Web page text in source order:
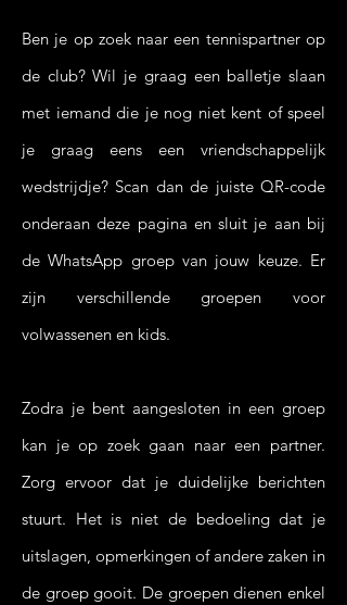
Ben je op zoek naar een tennispartner op
de club? Wil je graag een balletje slaan
met iemand die je nog niet kent of speel
je graag eens een vriendschappelijk
wedstrijdje? Scan dan de juiste QR-code
onderaan deze pagina en sluit je aan bij
de WhatsApp groep van jouw keuze. Er
zijn verschillende groepen voor
volwassenen en kids.
Zodra je bent aangesloten in een groep
kan je op zoek gaan naar een partner.
Zorg ervoor dat je duidelijke berichten
stuurt. Het is niet de bedoeling dat je
uitslagen, opmerkingen of andere zaken in
de groep gooit. De groepen dienen enkel